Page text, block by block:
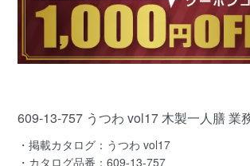
609-13-757 うつわ vol17 木製一人膳 業
・掲載カタログ：うつわ vol17
・カタログ品番：609-13-757